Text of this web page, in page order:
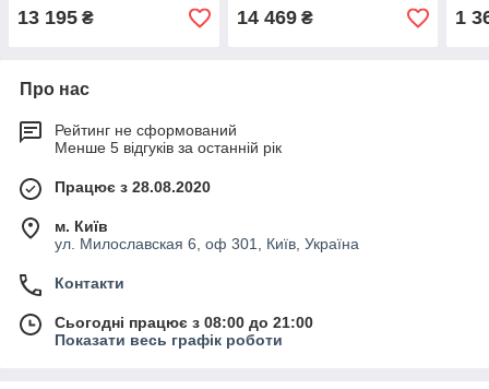
13 195 ₴ 14 469₴ 1
Про нас
Рейтинг не сформований
Менше 5 відгуків за останній рік
Працює з 28.08.2020
м. Київ
ул. Милославская 6, оф 301, Київ, Україна
Контакти
Сьогодні працює з 08:00 до 21:00
Показати весь графік роботи